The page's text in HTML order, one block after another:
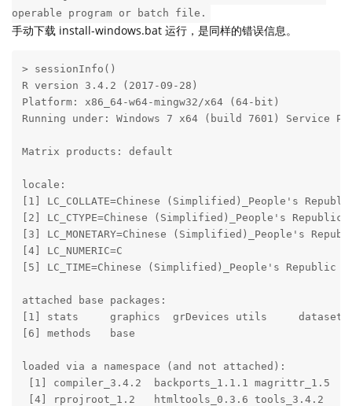
operable program or batch file.
手动下载 install-windows.bat 运行，是同样的错误信息。
> sessionInfo()
R version 3.4.2 (2017-09-28)
Platform: x86_64-w64-mingw32/x64 (64-bit)
Running under: Windows 7 x64 (build 7601) Service
Matrix products: default
locale:
[1] LC_COLLATE=Chinese (Simplified)_People's
[2] LC_CTYPE=Chinese (Simplified)_People's
[3] LC_MONETARY=Chinese (Simplified)_People's
[4]
[5] LC_TIME=Chinese (Simplified)_People's
attached base packages:
[1] stats     graphics  grDevices utils
[6] methods   base
loaded via a namespace (and not attached):
[1] compiler_3.4.2  backports_1.1.1 magrittr_1.5
[4] rprojroot_1.2   htmltools_0.3.6 tools_3.4.2